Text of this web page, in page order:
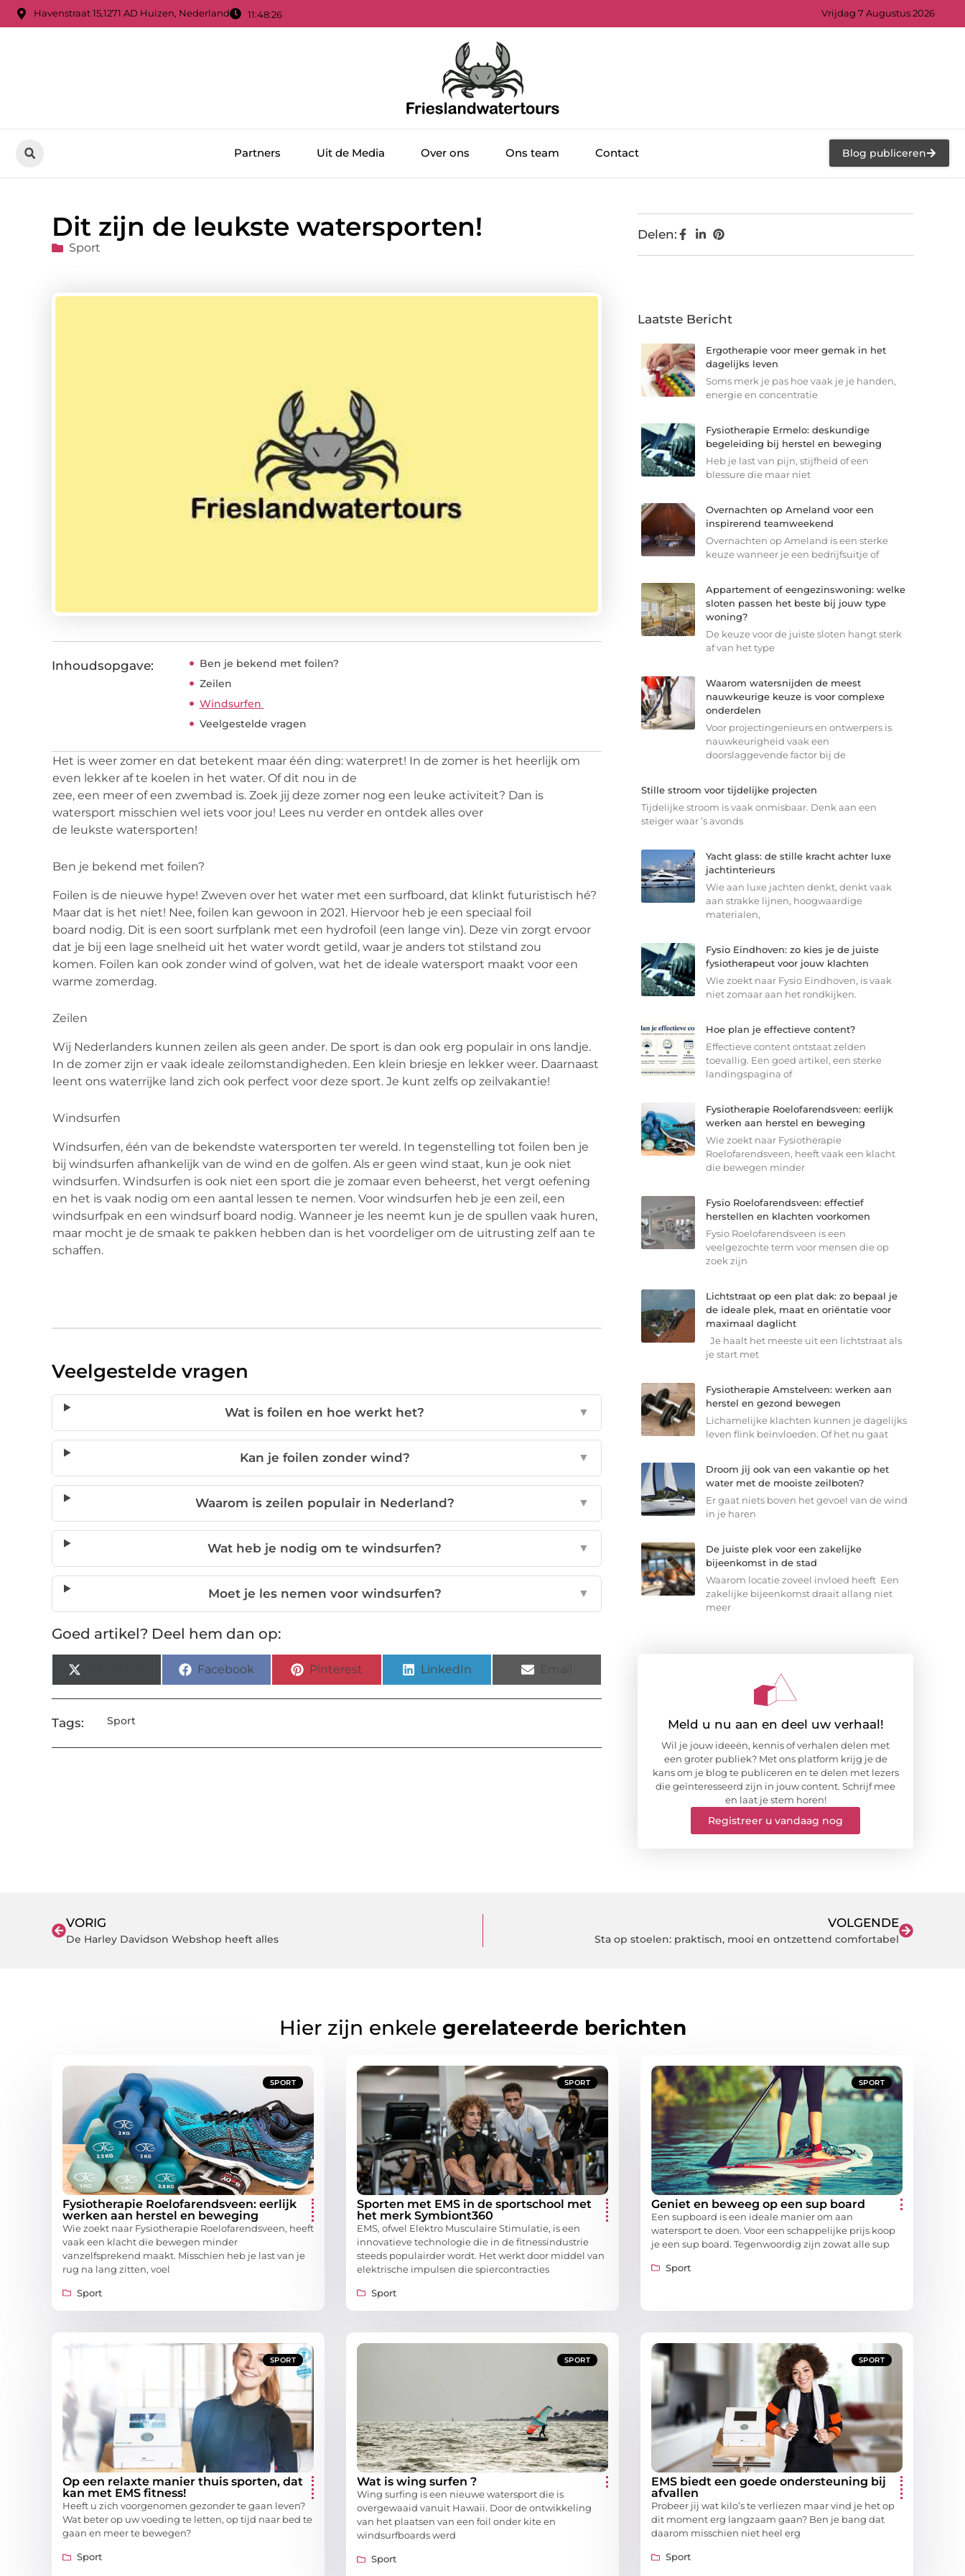
Havenstraat 15,1271 AD Huizen, Nederland 11:48:27 Vrijdag 7 Augustus 2026
Partners Uit de Media Over ons Ons team Contact Blog publiceren
Dit zijn de leukste watersporten!
Sport
Inhoudsopgave:
Ben je bekend met foilen?
Zeilen
Windsurfen
Veelgestelde vragen
Het is weer zomer en dat betekent maar één ding: waterpret! In de zomer is het heerlijk om
even lekker af te koelen in het water. Ofdit nou in de
zee, een meer ofeen zwembad is. Zoek jij deze zomer nog een leuke activiteit? Dan is
watersport misschien wel iets voor jou! Lees nu verder en ontdek alles over
de leukste watersporten!
Ben je bekend met foilen?
Foilen is de nieuwe hype! Zweven over het water met een surfboard, dat klinkt futuristisch hé?
Maar dat is het niet! Nee, foilen kan gewoon in 2021. Hiervoor heb je een speciaal foil
board nodig. Dit is een soort surfplank met een hydrofoil (een lange vin). Deze vin zorgt ervoor
dat je bij een lage snelheid uit het water wordt getild, waar je anders tot stilstand zou
komen. Foilen kan ook zonder wind of golven, wat het de ideale watersport maakt voor een
warme zomerdag.
Zeilen
Wij Nederlanders kunnen zeilen als geen ander. De sport is dan ook erg populair in ons landje.
In de zomer zijn er vaak ideale zeilomstandigheden. Een klein briesje en lekker weer. Daarnaast
leent ons waterrijke land zich ook perfect voor deze sport. Je kunt zelfs op zeilvakantie!
Windsurfen
Windsurfen, één van de bekendste watersporten ter wereld. In tegenstelling tot foilen ben je
bij windsurfen afhankelijk van de wind en de golfen. Als er geen wind staat, kun je ook niet
windsurfen. Windsurfen is ook niet een sport die je zomaar even beheerst, het vergt oefening
en het is vaak nodig om een aantal lessen te nemen. Voor windsurfen heb je een zeil, een
windsurfpak en een windsurf board nodig. Wanneer je les neemt kun je de spullen vaak huren,
maar mocht je de smaak te pakken hebben dan is het voordeliger om de uitrusting zelf aan te
schaffen.
Veelgestelde vragen
Wat is foilen en hoe werkt het? ▼
Kan je foilen zonder wind? ▼
Waarom is zeilen populair in Nederland? ▼
Wat heb je nodig om te windsurfen? ▼
Moet je les nemen voor windsurfen? ▼
Goed artikel? Deel hem dan op:
Facebook Pinterest LinkedIn
Tags: Sport
Delen:
Laatste Bericht
Ergotherapie voor meer gemak in het
dagelijks leven
Soms merk je pas hoe vaak je je handen,
energie en concentratie
Fysiotherapie Ermelo: deskundige
begeleiding bij herstel en beweging
Heb je last van pijn, stijfheid of een
blessure die maar niet
Overnachten op Ameland voor een
inspirerend teamweekend
Overnachten op Ameland is een sterke
keuze wanneer je een bedrijfsuitje of
Appartement of eengezinswoning: welke
sloten passen het beste bij jouw type
woning?
De keuze voor de juiste sloten hangt sterk
af van het type
Waarom watersnijden de meest
nauwkeurige keuze is voor complexe
onderdelen
Voor projectingenieurs en ontwerpers is
nauwkeurigheid vaak een
doorslaggevende factor bij de
Stille stroom voor tijdelijke projecten
Tijdelijke stroom is vaak onmisbaar. Denk aan een
steiger waar ’s avonds
Yacht glass: de stille kracht achter luxe
jachtinterieurs
Wie aan luxe jachten denkt, denkt vaak
aan strakke lijnen, hoogwaardige
materialen,
Fysio Eindhoven: zo kies je de juiste
fysiotherapeut voor jouw klachten
Wie zoekt naar Fysio Eindhoven, is vaak
niet zomaar aan het rondkijken.
Hoe plan je effectieve content?
Effectieve content ontstaat zelden
toevallig. Een goed artikel, een sterke
landingspagina of
Fysiotherapie Roelofarendsveen: eerlijk
werken aan herstel en beweging
Wie zoekt naar Fysiotherapie
Roelofarendsveen, heeft vaak een klacht
die bewegen minder
Fysio Roelofarendsveen: effectief
herstellen en klachten voorkomen
Fysio Roelofarendsveen is een
veelgezochte term voor mensen die op
zoek zijn
Lichtstraat op een plat dak: zo bepaal je
de ideale plek, maat en oriëntatie voor
maximaal daglicht
Je haalt het meeste uit een lichtstraat als
je start met
Fysiotherapie Amstelveen: werken aan
herstel en gezond bewegen
Lichamelijke klachten kunnen je dagelijks
leven flink beïnvloeden. Of het nu gaat
Droom jij ook van een vakantie op het
water met de mooiste zeilboten?
Er gaat niets boven het gevoel van de wind
in je haren
De juiste plek voor een zakelijke
bijeenkomst in de stad
Waarom locatie zoveel invloed heeft Een
zakelijke bijeenkomst draait allang niet
meer
Meld u nu aan en deel uw verhaal!
Wil je jouw ideeën, kennis of verhalen delen met
een groter publiek? Met ons platform krijg je de
kans om je blog te publiceren en te delen met lezers
die geïnteresseerd zijn in jouw content. Schrijf mee
en laat je stem horen!
Registreer u vandaag nog
VORIG
De Harley Davidson Webshop heeft alles
VOLGENDE
Sta op stoelen: praktisch, mooi en ontzettend comfortabel
Hier zijn enkele gerelateerde berichten
SPORT
Fysiotherapie Roelofarendsveen: eerlijk
werken aan herstel en beweging
Wie zoekt naar Fysiotherapie Roelofarendsveen, heeft
vaak een klacht die bewegen minder
vanzelfsprekend maakt. Misschien heb je last van je
rug na lang zitten, voel
Sport
SPORT
Sporten met EMS in de sportschool met
het merk Symbiont360
EMS, ofwel Elektro Musculaire Stimulatie, is een
innovatieve technologie die in de fitnessindustrie
steeds populairder wordt. Het werkt door middel van
elektrische impulsen die spiercontracties
Sport
SPORT
Geniet en beweeg op een sup board
Een supboard is een ideale manier om aan
watersport te doen. Voor een schappelijke prijs koop
je een sup board. Tegenwoordig zijn zowat alle sup
Sport
SPORT
Op een relaxte manier thuis sporten, dat
kan met EMS fitness!
Heeft u zich voorgenomen gezonder te gaan leven?
Wat beter op uw voeding te letten, op tijd naar bed te
gaan en meer te bewegen?
Sport
SPORT
Wat is wing surfen ?
Wing surfing is een nieuwe watersport die is
overgewaaid vanuit Hawaii. Door de ontwikkeling
van het plaatsen van een foil onder kite en
windsurfboards werd
Sport
SPORT
EMS biedt een goede ondersteuning bij
afvallen
Probeer jij wat kilo’s te verliezen maar vind je het op
dit moment erg langzaam gaan? Ben je bang dat
daarom misschien niet heel erg
Sport